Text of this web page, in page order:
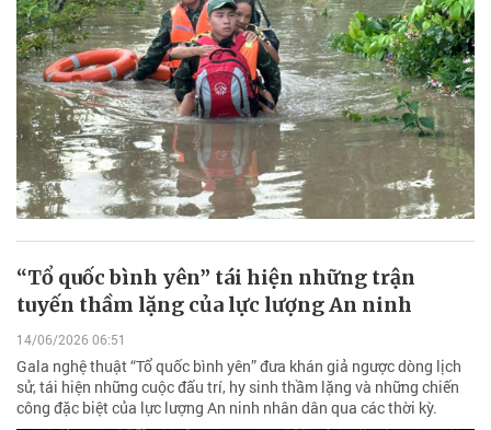
“Tổ quốc bình yên” tái hiện những trận
tuyến thầm lặng của lực lượng An ninh
14/06/2026 06:51
Gala nghệ thuật “Tổ quốc bình yên” đưa khán giả ngược dòng lịch
sử, tái hiện những cuộc đấu trí, hy sinh thầm lặng và những chiến
công đặc biệt của lực lượng An ninh nhân dân qua các thời kỳ.